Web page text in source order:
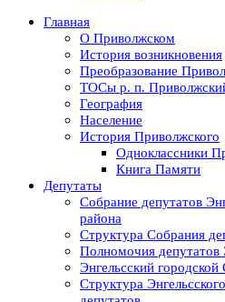
Главная
О Приволжском
История возникновения
Преобразование
ТОСы р. п.
География
Население
История Приволжского
Одноклассники
Книга Памяти
Депутаты
Собрание депутатов
района
Структура Собрания
Полномочия
Энгельсский городской
Структура